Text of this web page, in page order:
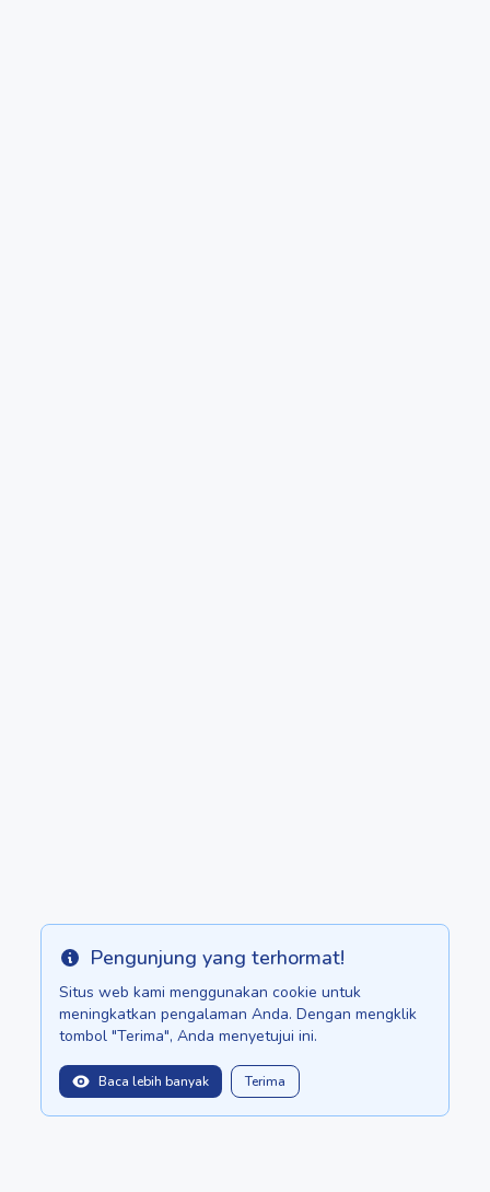
Info Pengunjung yang terhormat!
Situs web kami menggunakan cookie untuk
meningkatkan pengalaman Anda. Dengan mengklik
tombol "Terima", Anda menyetujui ini.
Baca lebih banyak Terima